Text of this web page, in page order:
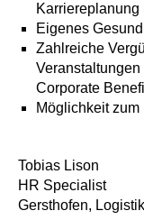
Eigenes
Zahlreiche
Corporate
Möglichkeit
Tobias Lison
HR Specialist
Gersthofen,